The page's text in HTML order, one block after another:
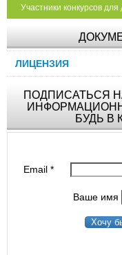
Участники конкурсов
ЛИЦЕНЗИЯ
ПОДПИСАТЬСЯ
БУДЬ В
Email*
Ваше имя
Хочу